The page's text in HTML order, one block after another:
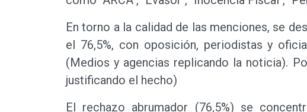
En torno a la calidad de las menciones, se
el 76,5%, con oposición, periodistas y
(Medios y agencias replicando la noticia).
justificando el hecho)
El rechazo abrumador (76,5%) se